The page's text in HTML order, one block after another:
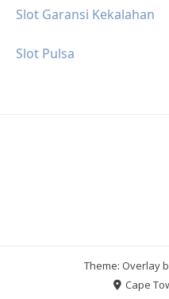
Slot Garansi Kekalahan
Slot Pulsa
Theme: Overlay
Cape